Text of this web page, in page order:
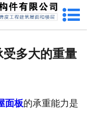
网站首页
多大的重量
面板的承重能力是